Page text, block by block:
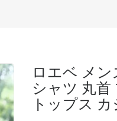
ロエベ メ
シャツ 丸首
トップス